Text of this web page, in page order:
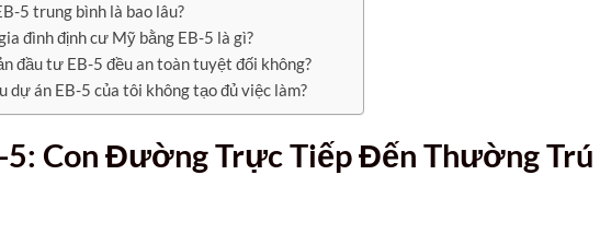
5 trung bình là bao lâu?
đình định cư Mỹ bằng EB-5 là gì?
đầu tư EB-5 đều an toàn tuyệt đối không?
dự án EB-5 của tôi không tạo đủ việc làm?
5: Con Đường Trực Tiếp Đến Thường Trú